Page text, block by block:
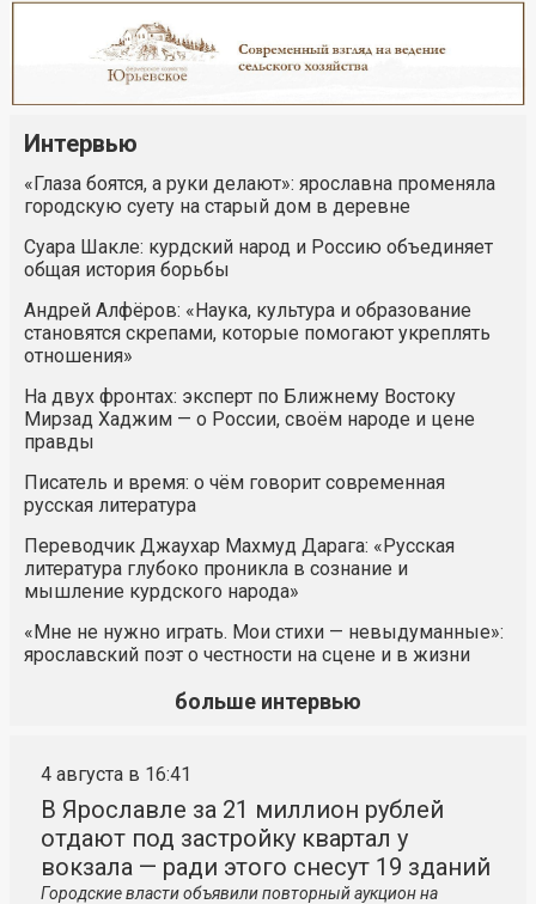
Интервью
«Глаза боятся, а руки делают»: ярославна променяла
городскую суету на старый дом в деревне
Суара Шакле: курдский народ и Россию объединяет
общая история борьбы
Андрей Алфёров: «Наука, культура и образование
становятся скрепами, которые помогают укреплять
отношения»
На двух фронтах: эксперт по Ближнему Востоку
Мирзад Хаджим — о России, своём народе и цене
правды
Писатель и время: о чём говорит современная
русская литература
Переводчик Джаухар Махмуд Дарага: «Русская
литература глубоко проникла в сознание и
мышление курдского народа»
«Мне не нужно играть. Мои стихи — невыдуманные»:
ярославский поэт о честности на сцене и в жизни
больше интервью
4 августа в 16:41
В Ярославле за 21 миллион рублей
отдают под застройку квартал у
вокзала — ради этого снесут 19 зданий
Городские власти объявили повторный аукцион на